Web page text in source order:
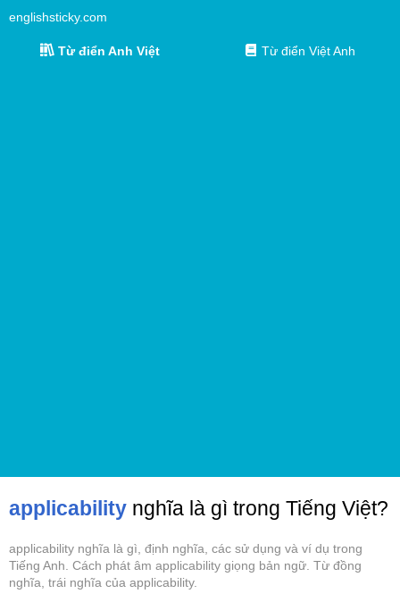
englishsticky.com
Từ điển Anh Việt Từ điển Việt Anh
applicability nghĩa là gì trong Tiếng Việt?
applicability nghĩa là gì, định nghĩa, các sử dụng và ví dụ trong
Tiếng Anh. Cách phát âm applicability giọng bản ngữ. Từ đồng
nghĩa, trái nghĩa của applicability.